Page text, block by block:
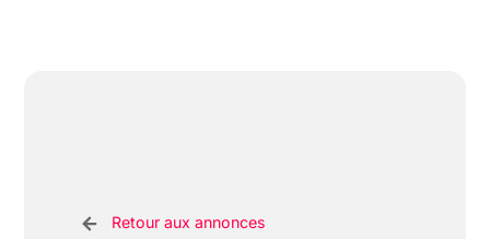
Retour aux annonces